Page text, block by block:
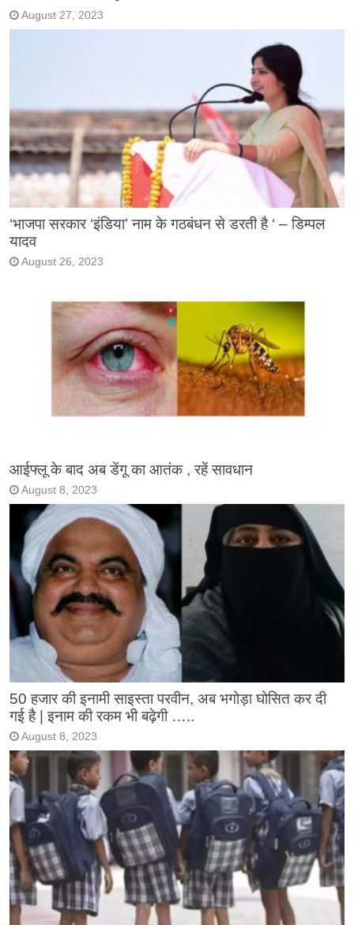
August 27, 2023
‘भाजपा सरकार ‘इंडिया’ नाम के गठबंधन से डरती है ‘ – डिम्पल
यादव
August 26, 2023
आईफ्लू के बाद अब डेंगू का आतंक , रहें सावधान
August 8, 2023
50 हजार की इनामी साइस्ता परवीन, अब भगोड़ा घोसित कर दी
गई है | इनाम की रकम भी बढ़ेगी …..
August 8, 2023